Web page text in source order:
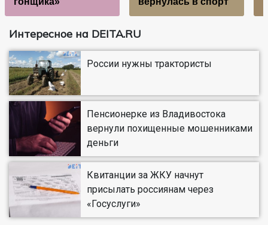
Интересное на DEITA.RU
России нужны трактористы
Пенсионерке из Владивостока
вернули похищенные мошенниками
деньги
Квитанции за ЖКУ начнут
присылать россиянам через
«Госуслуги»